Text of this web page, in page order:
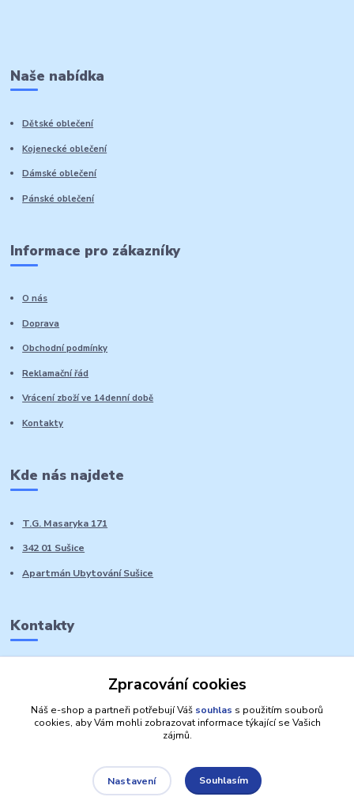
Naše nabídka
Dětské oblečení
Kojenecké oblečení
Dámské oblečení
Pánské oblečení
Informace pro zákazníky
O nás
Doprava
Obchodní podmínky
Reklamační řád
Vrácení zboží ve 14denní době
Kontakty
Kde nás najdete
T.G. Masaryka 171
342 01 Sušice
Apartmán Ubytování Sušice
Kontakty
Zpracování cookies
Náš e-shop a partneři potřebují Váš souhlas s použitím souborů
cookies, aby Vám mohli zobrazovat informace týkající se Vašich
zájmů.
Nastavení Souhlasím